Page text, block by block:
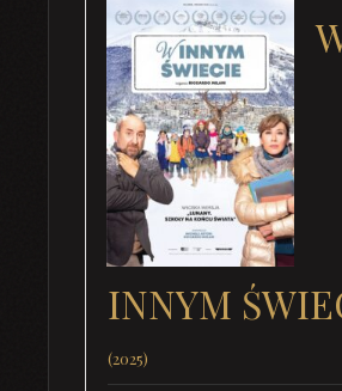
INNYM
(2025)